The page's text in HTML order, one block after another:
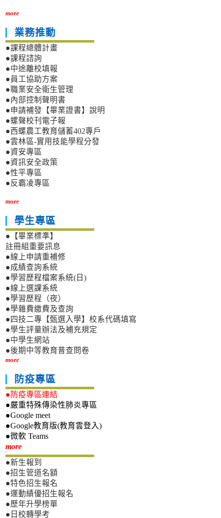
more
業務推動
●課程總體計畫
●課程諮詢
●中途離校填報
●員工協助方案
●職業安全衛生管理
●內部控制聲明書
●申請補發【畢業證書】說明
●螺聲校刊電子報
●西螺農工教育儲蓄402專戶
●雲林區-實用技能學程分發
●資安專區
●資訊安全政策
●性平專區
●反霸凌專區
more
學生專區
●【畢業標準】
註冊組重要訊息
●線上申請重補修
●成績查詢系統
●學習歷程檔案系統(日)
●線上選課系統
●學習歷程（夜）
●學雜費繳費及查詢
●四技二專【甄選入學】校系代碼填寫
●學生評量辦法及補充規定
●中學生網站
●後期中等教育普查問卷
more
防疫專區
●防疫專區連結
●嚴重特殊傳染性肺炎專區
●Google meet
●Google教育版(教育雲登入)
●微軟 Teams
more新生專區
●新生報到
●招生管道名額
●特色招生報名
●運動績優招生報名
●歷年升學榜單
●日校轉學考